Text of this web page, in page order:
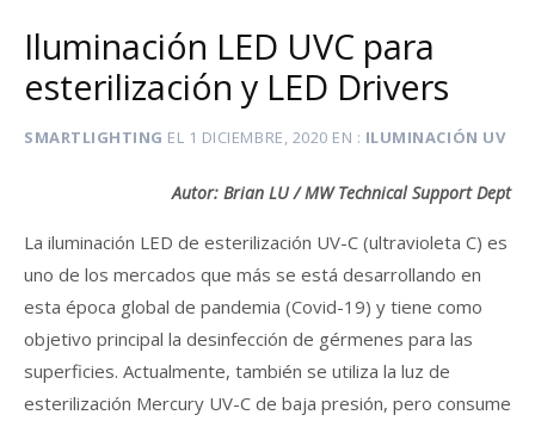
Iluminación LED UVC para
esterilización y LED Drivers
SMARTLIGHTING EL 1 DICIEMBRE, 2020 EN ILUMINACIÓN UV
Autor: Brian LU / MW Technical Support Dept
La iluminación LED de esterilización UV-C (ultravioleta C) es
uno de los mercados que más se está desarrollando en
esta época global de pandemia (Covid-19) y tiene como
objetivo principal la desinfección de gérmenes para las
superficies. Actualmente, también se utiliza la luz de
esterilización Mercury UV-C de baja presión, pero consume